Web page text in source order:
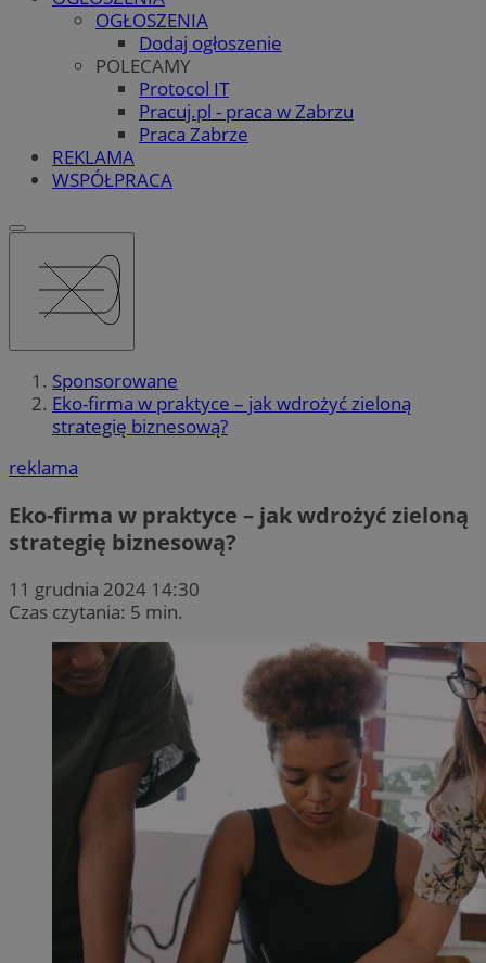
OGŁOSZENIA
Dodaj ogłoszenie
POLECAMY
Protocol IT
Pracuj.pl - praca w Zabrzu
Praca Zabrze
REKLAMA
WSPÓŁPRACA
Sponsorowane
Eko-firma w praktyce – jak wdrożyć zieloną
strategię biznesową?
reklama
Eko-firma w praktyce – jak wdrożyć zieloną
strategię biznesową?
11 grudnia 2024 14:30
Czas czytania: 5 min.